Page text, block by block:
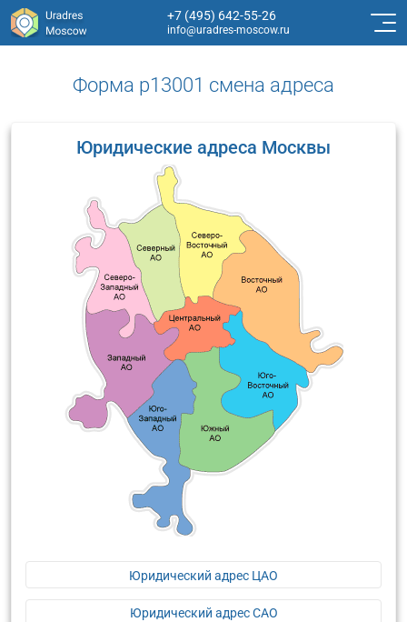
+7 (495) 642-55-26
info@uradres-moscow.ru
Форма р13001 смена адреса
Юридические адреса Москвы
Юридический адрес ЦАО
Юридический адрес САО